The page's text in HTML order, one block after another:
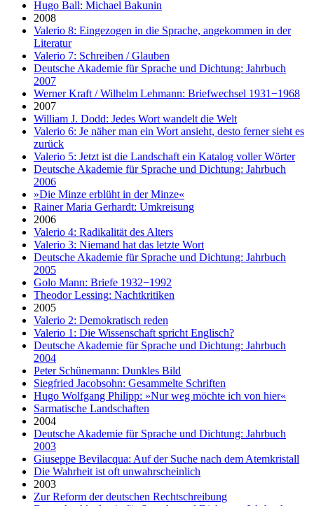
Hugo Ball: Michael Bakunin
2008
Valerio 8: Eingezogen in die Sprache, angekommen in der
Literatur
Valerio 7: Schreiben / Glauben
Deutsche Akademie für Sprache und Dichtung: Jahrbuch
2007
Werner Kraft / Wilhelm Lehmann: Briefwechsel 1931−1968
2007
William J. Dodd: Jedes Wort wandelt die Welt
Valerio 6: Je näher man ein Wort ansieht, desto ferner sieht es
zurück
Valerio 5: Jetzt ist die Landschaft ein Katalog voller Wörter
Deutsche Akademie für Sprache und Dichtung: Jahrbuch
2006
»Die Minze erblüht in der Minze«
Rainer Maria Gerhardt: Umkreisung
2006
Valerio 4: Radikalität des Alters
Valerio 3: Niemand hat das letzte Wort
Deutsche Akademie für Sprache und Dichtung: Jahrbuch
2005
Golo Mann: Briefe 1932−1992
Theodor Lessing: Nachtkritiken
2005
Valerio 2: Demokratisch reden
Valerio 1: Die Wissenschaft spricht Englisch?
Deutsche Akademie für Sprache und Dichtung: Jahrbuch
2004
Peter Schünemann: Dunkles Bild
Siegfried Jacobsohn: Gesammelte Schriften
Hugo Wolfgang Philipp: »Nur weg möchte ich von hier«
Sarmatische Landschaften
2004
Deutsche Akademie für Sprache und Dichtung: Jahrbuch
2003
Giuseppe Bevilacqua: Auf der Suche nach dem Atemkristall
Die Wahrheit ist oft unwahrscheinlich
2003
Zur Reform der deutschen Rechtschreibung